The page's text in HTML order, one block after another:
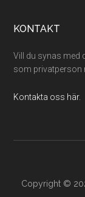
KONTAKT
Vill du synas med
som privatperson
Kontakta oss här.
Copyright ©